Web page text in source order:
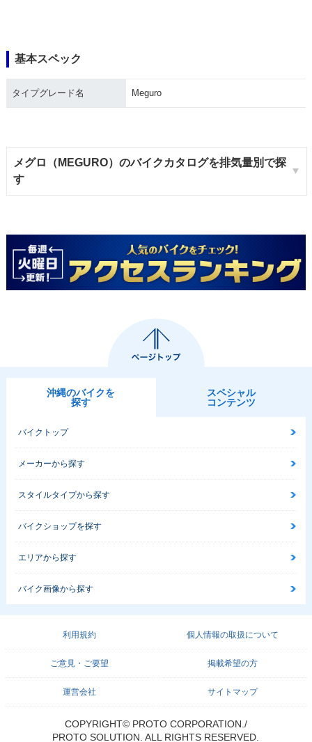
基本スペック
タイプグレード名 Meguro
メグロ（MEGURO）のバイクカタログを排気量別で探
す
沖縄のバイクを
探す
スペシャル
コンテンツ
バイクトップ
メーカーから探す
スタイルタイプから探す
バイクショップを探す
エリアから探す
バイク画像から探す
利用規約 個人情報の取扱について
ご意見・ご要望 掲載希望の方
運営会社 サイトマップ
COPYRIGHT© PROTO CORPORATION./
PROTO SOLUTION. ALL RIGHTS RESERVED.